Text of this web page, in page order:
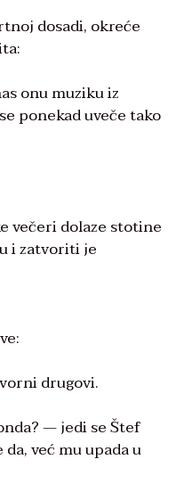
dosadi, okreće
onu muziku iz
ponekad uveče tako
večeri dolaze stotine
i zatvoriti je
drugovi.
— jedi se Štef
već mu upada u